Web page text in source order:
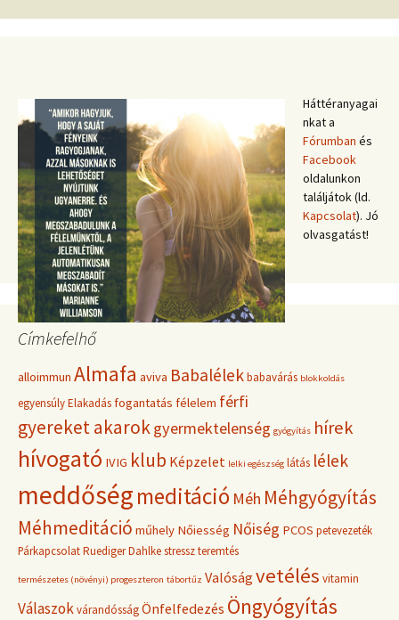
Háttéranyagai
nkat a
Fórumban és
Facebook
oldalunkon
találjátok (ld.
Kapcsolat). Jó
olvasgatást!
Címkefelhő
alloimmun Almafa aviva Babalélekbabavárás blokkoldás
egyensúlyElakadásfogantatás félelem férfi
gyereket akarokgyermektelenség gyógyítás hírek
hívogató IVIG klub Képzelet lelki egészség látás lélek
meddőségmeditáció Méh Méhgyógyítás
Méhmeditáció műhely Nőiesség Nőiség PCOS petevezeték
PárkapcsolatRuediger Dahlkestresszteremtés
természetes (növényi) progeszteron tábortűz Valóság vetélés vitamin
VálaszokvárandósságÖnfelfedezés Öngyógyítás